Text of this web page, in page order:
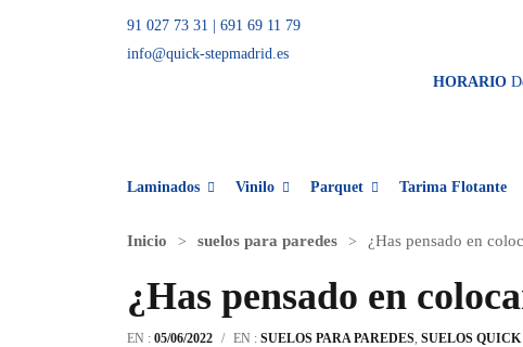
91 027 73 31
691 69 11 79
info@quick-stepmadrid.es
HORARIO
Laminados Vinilo Parquet Tarima Flotante
Inicio suelos para paredes ¿Has pensado en
¿Has pensado en
EN : 05/06/2022 / EN : SUELOS PARA PAREDES, SUELOS QUICK